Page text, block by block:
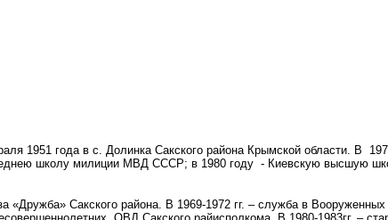
1951 года в с. Долинка Сакского района Крымской области. В
школу милиции МВД СССР; в 1980 году - Киевскую высшую
«Дружба» Сакского района. В 1969-1972 гг. – служба в